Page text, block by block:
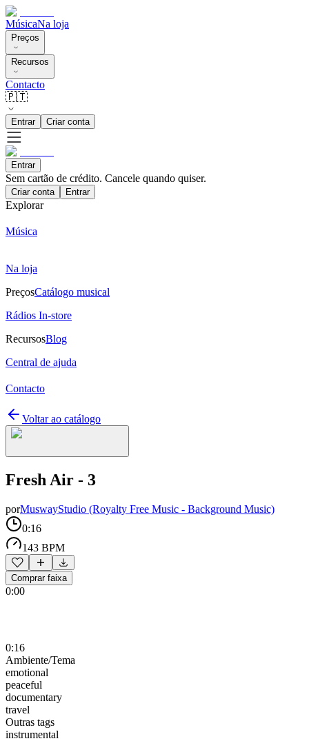
MúsicaNa loja
Preços
Recursos
Contacto
🇵🇹
Entrar Criar conta
Entrar
Sem cartão de crédito. Cancele quando quiser.
Criar conta Entrar
Explorar
Música
Na loja
PreçosCatálogo musical
Rádios In-store
RecursosBlog
Central de ajuda
Contacto
Voltar ao catálogo
Fresh Air - 3
porMuswayStudio (Royalty Free Music - Background Music)
0:16
143 BPM
Comprar faixa
0:00
0:16
Ambiente/Tema
emotional
peaceful
documentary
travel
Outras tags
instrumental